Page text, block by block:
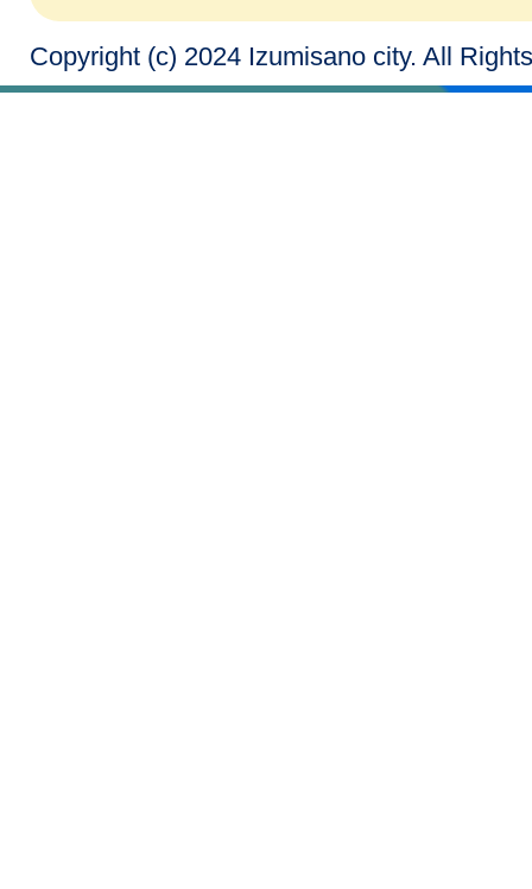
Copyright (c) 2024 Izumisano city. All